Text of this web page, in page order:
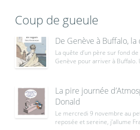
Coup de gueule
De Genève à Buffalo, la
La quête d’un père sur fond
Genève pour arriver à Buffalo.
La pire journée
Donald
Le mercredi 9 novembre au
reposée et sereine, j’allume